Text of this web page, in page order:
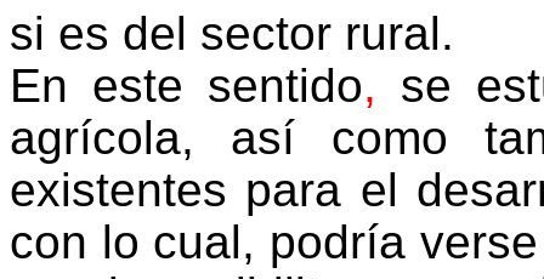
si es del sector rural.
En este sentido, se
agrícola, así como
existentes para el
con lo cual, podría